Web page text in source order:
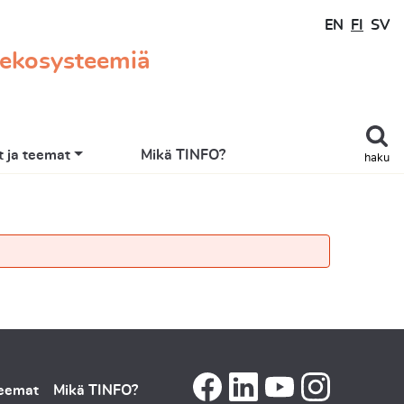
EN FI SV
haku
ja teemat Mikä TINFO?
Mikä TINFO?